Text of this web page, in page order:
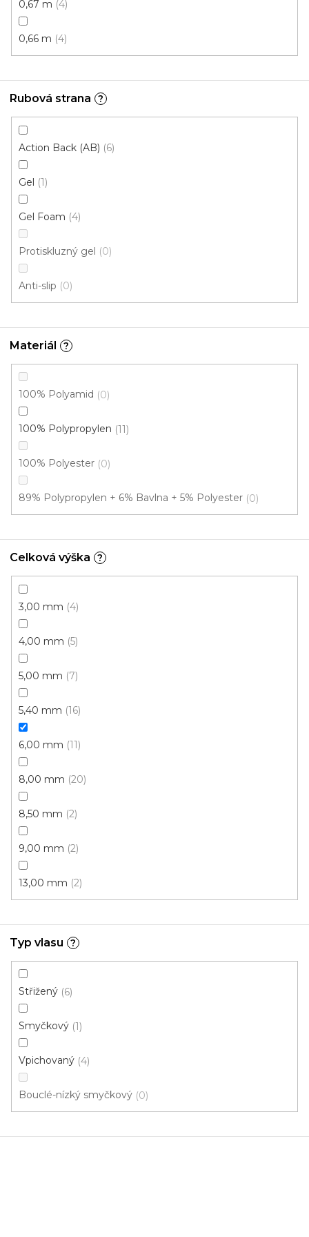
0,67 m 4
0,66 m 4
Rubová strana ?
Action Back (AB) 6
Gel 1
Gel Foam 4
Protiskluzný gel 0
Anti-slip 0
Materiál ?
100% Polyamid 0
100% Polypropylen 11
100% Polyester 0
89% Polypropylen + 6% Bavlna + 5% Polyester 0
Celková výška ?
3,00 mm 4
4,00 mm 5
5,00 mm 7
5,40 mm 16
6,00 mm 11
8,00 mm 20
8,50 mm 2
9,00 mm 2
13,00 mm 2
Typ vlasu ?
Střižený 6
Smyčkový 1
Vpichovaný 4
Bouclé-nízký smyčkový 0
Koberce běhouny MALAGA 2082
Skladem externě, odesíláme do 2-3 dnů
446 Kč
1 m 0,8 m 0,66 m
Koberce běhouny MALAGA 2107
446 Kč / m2
1 m 0,8 m
Koberce běhouny MALAGA 7058
Skladem externě, odesíláme do 2-3 dnů